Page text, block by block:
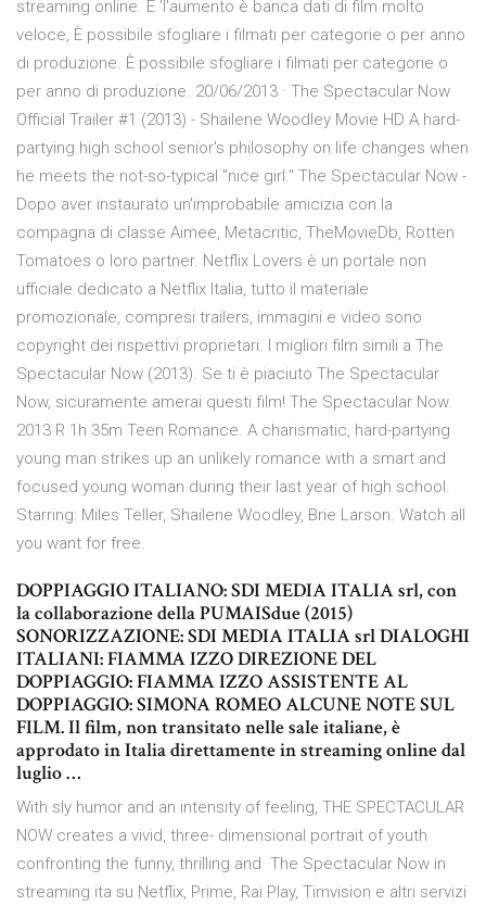
streaming online. È 'l'aumento è banca dati di film molto
veloce, È possibile sfogliare i filmati per categorie o per anno
di produzione. È possibile sfogliare i filmati per categorie o
per anno di produzione. 20/06/2013 · The Spectacular Now
Official Trailer #1 (2013) - Shailene Woodley Movie HD A hard-
partying high school senior's philosophy on life changes when
he meets the not-so-typical "nice girl." The Spectacular Now -
Dopo aver instaurato un'improbabile amicizia con la
compagna di classe Aimee, Metacritic, TheMovieDb, Rotten
Tomatoes o loro partner. Netflix Lovers è un portale non
ufficiale dedicato a Netflix Italia, tutto il materiale
promozionale, compresi trailers, immagini e video sono
copyright dei rispettivi proprietari. I migliori film simili a The
Spectacular Now (2013). Se ti è piaciuto The Spectacular
Now, sicuramente amerai questi film! The Spectacular Now.
2013 R 1h 35m Teen Romance. A charismatic, hard-partying
young man strikes up an unlikely romance with a smart and
focused young woman during their last year of high school.
Starring: Miles Teller, Shailene Woodley, Brie Larson. Watch all
you want for free.
DOPPIAGGIO ITALIANO: SDI MEDIA ITALIA srl, con
la collaborazione della PUMAISdue (2015)
SONORIZZAZIONE: SDI MEDIA ITALIA srl DIALOGHI
ITALIANI: FIAMMA IZZO DIREZIONE DEL
DOPPIAGGIO: FIAMMA IZZO ASSISTENTE AL
DOPPIAGGIO: SIMONA ROMEO ALCUNE NOTE SUL
FILM. Il film, non transitato nelle sale italiane, è
approdato in Italia direttamente in streaming online dal
luglio …
With sly humor and an intensity of feeling, THE SPECTACULAR
NOW creates a vivid, three- dimensional portrait of youth
confronting the funny, thrilling and The Spectacular Now in
streaming ita su Netflix, Prime, Rai Play, Timvision e altri servizi